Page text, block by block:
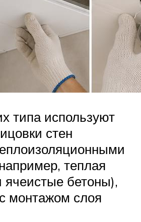
типа используют
стен
теплая
ячеистые бетоны),
монтажом слоя